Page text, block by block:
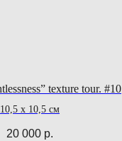
texture tour. #10
10,5 х 10,5 см
20 000 р.